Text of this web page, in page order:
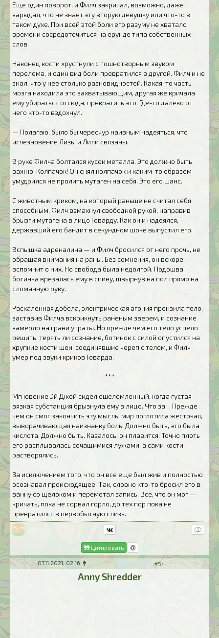
Еще один поворот, и Филч закричал, возможно, даже
зарыдал, что не знает эту вторую девушку или что-то в
таком духе. При всей этой боли его разуму не хватало
времени сосредоточиться на ерунде типа собственных
слов.
Наконец кости хрустнули с тошнотворным звуком
перелома, и один вид боли превратился в другой. Филч и не
знал, что у нее столько разновидностей. Какая-то часть
мозга находила это захватывающим, другая же кричала
ему убираться отсюда, прекратить это. Где-то далеко от
него кто-то вздохнул.
— Полагаю, было бы чересчур наивным надеяться, что
исчезновение Лизы и Лили связаны.
В руке Филча болтался кусок металла. Это должно быть
важно. Колпачок! Он снял колпачок и каким-то образом
умудрился не пролить мутаген на себя. Это его шанс.
С животным криком, на который раньше не считал себя
способным, Филч взмахнул свободной рукой, направив
брызги мутагена в лицо Говарду. Как он и надеялся,
державший его бандит в секундном шоке выпустил его.
Вспышка адреналина — и Филч бросился от него прочь, не
обращая внимания на раны. Без сомнения, он вскоре
вспомнит о них. Но свобода была недолгой. Подошва
ботинка врезалась ему в спину, швырнув на пол прямо на
сломанную руку.
Раскаленная добела, электрическая агония пронзила тело,
заставив Филча вскрикнуть раненым зверем, и сознание
замерло на грани утраты. Но прежде чем его тело успело
решить, терять ли сознание, ботинок с силой опустился на
хрупкие кости шеи, соединявшие череп с телом, и Филч
умер под звуки криков Говарда.
***
Мгновение Эй Джей сидел ошеломленный, когда густая
вязкая субстанция брызнула ему в лицо. Что за… Прежде
чем он смог закончить эту мысль, мир поглотила жестокая,
выворачивающая наизнанку боль. Должно быть, это была
кислота. Должно быть. Казалось, он плавится. Точно плоть
его расплывалась сочащимися лужами, а сами кости
растворялись.
За исключением того, что он все еще был жив и полностью
осознавал происходящее. Так, словно кто-то бросил его в
ванну со щелоком и перемотал запись. Все, что он мог —
кричать, пока не сорвал горло, до тех пор пока не
превратился в первобытную слизь.
Цитировать
07.11.2021, 02:16 #54
Anny Shredder